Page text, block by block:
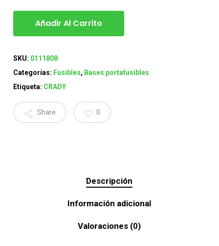
Añadir Al Carrito
SKU: 0111808
Categorías: Fusibles, Bases portafusibles
Etiqueta: CRADY
Share 0
Descripción
Información adicional
Valoraciones (0)